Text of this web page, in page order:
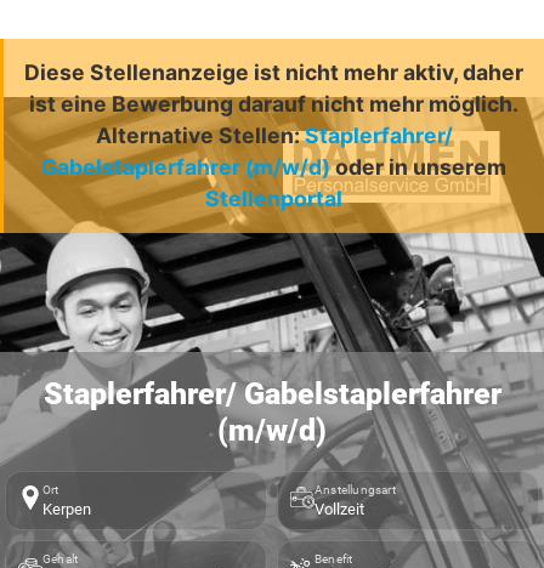
Diese Stellenanzeige ist nicht mehr aktiv, daher
ist eine Bewerbung darauf nicht mehr möglich.
Alternative Stellen:Staplerfahrer/
Gabelstaplerfahrer (m/w/d)oder in unserem
Stellenportal
Staplerfahrer/ Gabelstaplerfahrer
(m/w/d)
Ort
Kerpen
Anstellungsart
Vollzeit
Gehalt Benefit